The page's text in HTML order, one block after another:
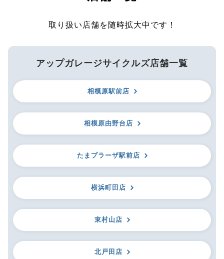
取り扱い店舗を随時拡大中です！
アップガレージサイクルズ店舗一覧
相模原駅前店
相模原由野台店
たまプラーザ駅前店
横浜町田店
東村山店
北戸田店